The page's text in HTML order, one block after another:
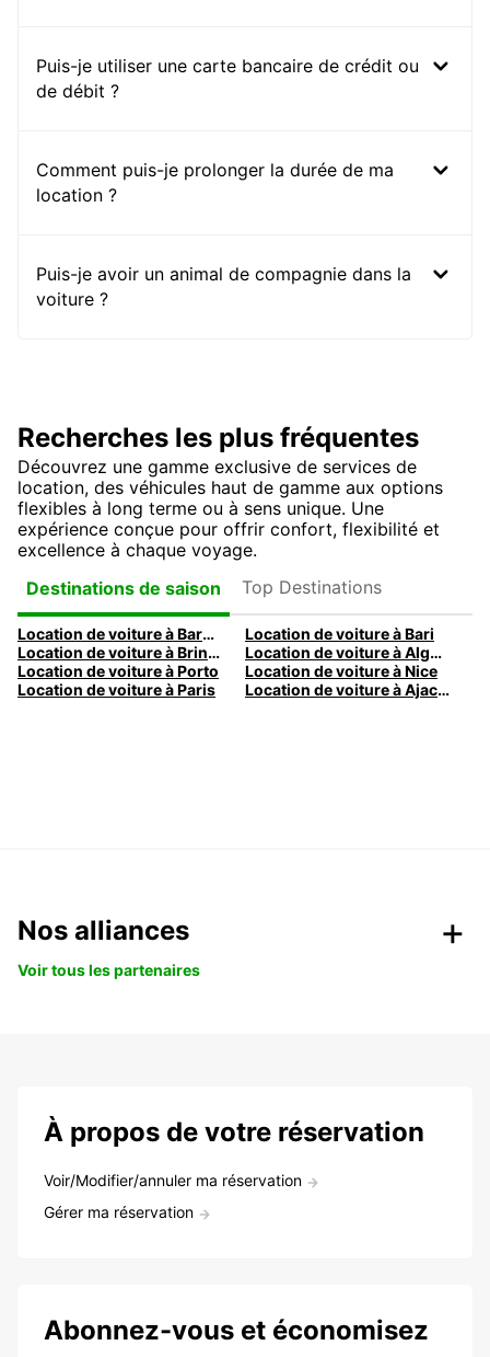
Puis-je utiliser une carte bancaire de crédit ou
de débit ?
Comment puis-je prolonger la durée de ma
location ?
Puis-je avoir un animal de compagnie dans la
voiture ?
Recherches les plus fréquentes
Découvrez une gamme exclusive de services de
location, des véhicules haut de gamme aux options
flexibles à long terme ou à sens unique. Une
expérience conçue pour offrir confort, flexibilité et
excellence à chaque voyage.
Destinations de saison
Top Destinations
Location de voiture à Barcelone
Location de voiture à Bari
Location de voiture à Brindisi
Location de voiture à Alghero
Location de voiture à Porto
Location de voiture à Nice
Location de voiture à Paris
Location de voiture à Ajaccio
Nos alliances
Voir tous les partenaires
À propos de votre réservation
Voir/Modifier/annuler ma réservation
Gérer ma réservation
Abonnez-vous et économisez